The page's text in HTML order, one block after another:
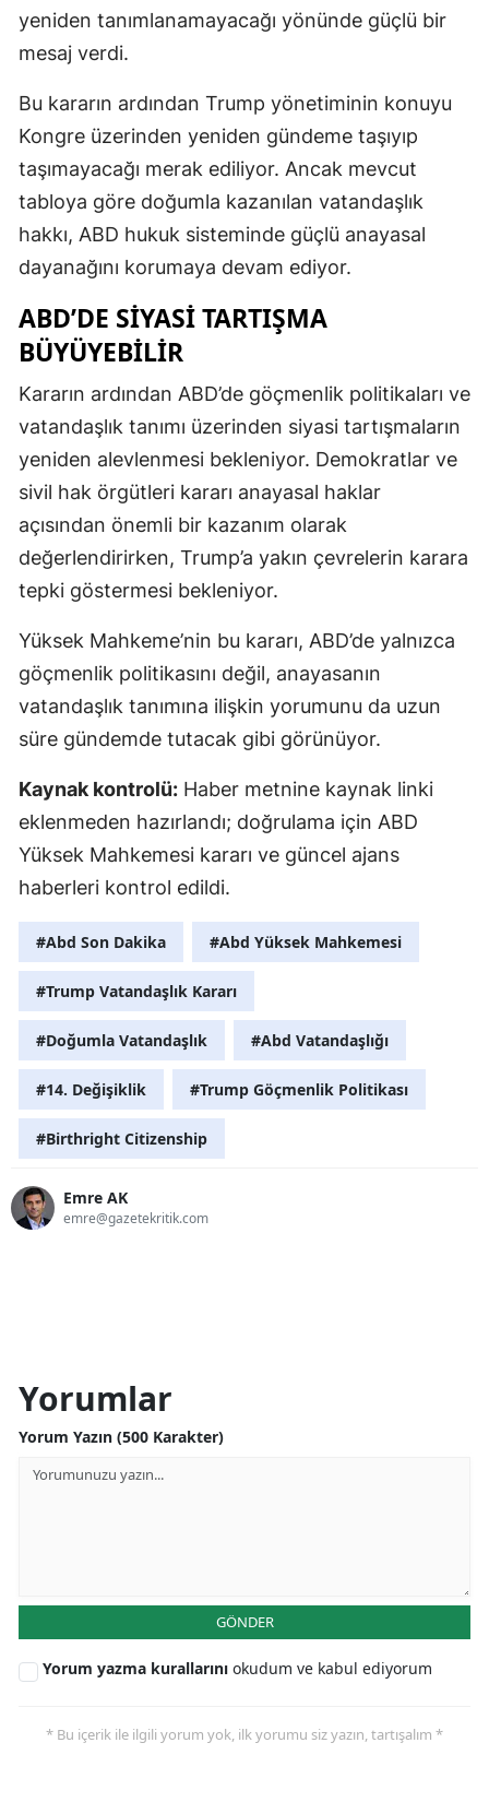
yeniden tanımlanamayacağı yönünde güçlü bir
mesaj verdi.
Bu kararın ardından Trump yönetiminin konuyu
Kongre üzerinden yeniden gündeme taşıyıp
taşımayacağı merak ediliyor. Ancak mevcut
tabloya göre doğumla kazanılan vatandaşlık
hakkı, ABD hukuk sisteminde güçlü anayasal
dayanağını korumaya devam ediyor.
ABD’DE SIYASI TARTIŞMA
BÜYÜYEBILIR
Kararın ardından ABD’de göçmenlik politikaları ve
vatandaşlık tanımı üzerinden siyasi tartışmaların
yeniden alevlenmesi bekleniyor. Demokratlar ve
sivil hak örgütleri kararı anayasal haklar
açısından önemli bir kazanım olarak
değerlendirirken, Trump’a yakın çevrelerin karara
tepki göstermesi bekleniyor.
Yüksek Mahkeme’nin bu kararı, ABD’de yalnızca
göçmenlik politikasını değil, anayasanın
vatandaşlık tanımına ilişkin yorumunu da uzun
süre gündemde tutacak gibi görünüyor.
Kaynak kontrolü: Haber metnine kaynak linki
eklenmeden hazırlandı; doğrulama için ABD
Yüksek Mahkemesi kararı ve güncel ajans
haberleri kontrol edildi.
#Abd Son Dakika #Abd Yüksek Mahkemesi
#Trump Vatandaşlık Kararı
#Doğumla Vatandaşlık #Abd Vatandaşlığı
#14. Değişiklik #Trump Göçmenlik Politikası
#Birthright Citizenship
Emre AK
emre@gazetekritik.com
Yorumlar
Yorum Yazın (500 Karakter)
GÖNDER
Yorum yazma kurallarını okudum ve kabul ediyorum
* Bu içerik ile ilgili yorum yok, ilk yorumu siz yazın, tartışalım *